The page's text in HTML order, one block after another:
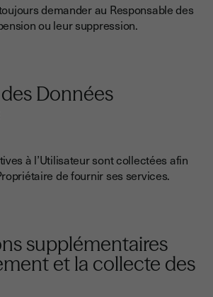
demander au Responsable des
ou leur suppression.
Données
à l’Utilisateur sont collectées afin
de fournir ses services.
supplémentaires
et la collecte des